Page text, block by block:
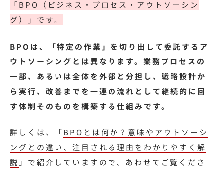
「BPO（ビジネス・プロセス・アウトソーシン
グ）」です。
BPOは、「特定の作業」を切り出して委託するア
ウトソーシングとは異なります。業務プロセスの
一部、あるいは全体を外部と分担し、戦略設計か
ら実行、改善までを一連の流れとして継続的に回
す体制そのものを構築する仕組みです。
詳しくは、「BPOとは何か？意味やアウトソーシ
ングとの違い、注目される理由をわかりやすく解
説 」で紹介していますので、あわせてご覧くださ